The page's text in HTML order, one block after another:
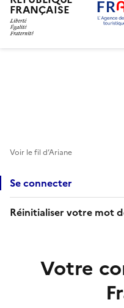
FRANÇAISE
Voir le fil d’Ariane
Se connecter
Réinitialiser votre mot
Votre